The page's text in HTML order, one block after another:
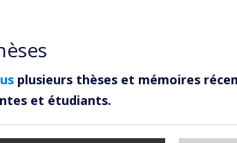
plusieurs thèses et mémoires
et étudiants.